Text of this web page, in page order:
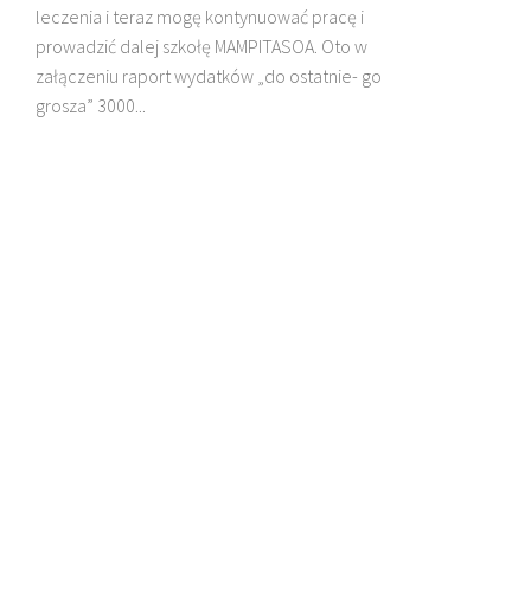
leczenia i teraz mogę kontynuować pracę i
prowadzić dalej szkołę MAMPITASOA. Oto w
załączeniu raport wydatków „do ostatnie- go
grosza” 3000...
DZIECI MADAGASKARU